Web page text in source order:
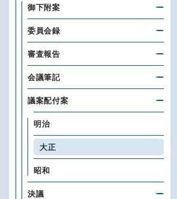
御下附案
委員会録
審査報告
会議筆記
議案配付案
明治
大正
昭和
決議